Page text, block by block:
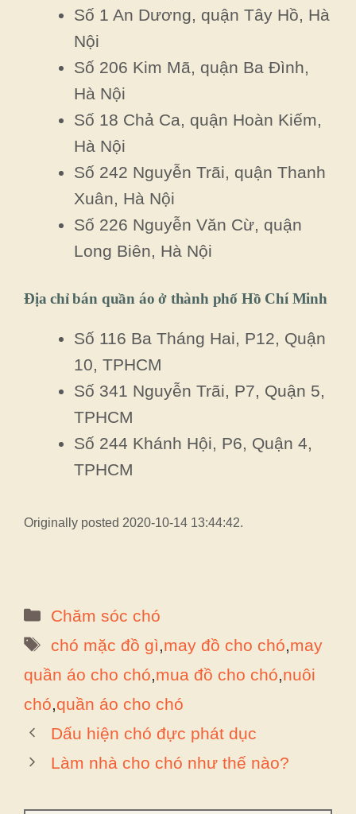
Số 1 An Dương, quận Tây Hồ, Hà
Nội
Số 206 Kim Mã, quận Ba Đình,
Hà Nội
Số 18 Chả Ca, quận Hoàn Kiếm,
Hà Nội
Số 242 Nguyễn Trãi, quận Thanh
Xuân, Hà Nội
Số 226 Nguyễn Văn Cừ, quận
Long Biên, Hà Nội
Địa chỉ bán quần áo ở thành phố Hồ Chí Minh
Số 116 Ba Tháng Hai, P12, Quận
10, TPHCM
Số 341 Nguyễn Trãi, P7, Quận 5,
TPHCM
Số 244 Khánh Hội, P6, Quận 4,
TPHCM
Originally posted 2020-10-14 13:44:42.
Danh
mục
Chăm sóc chó
Thẻ
chó mặc đồ gì may đồ cho chó may
quần áo cho chó mua đồ cho chó nuôi
chó quần áo cho chó
Dấu hiện chó đực phát dục
Làm nhà cho chó như thế nào?